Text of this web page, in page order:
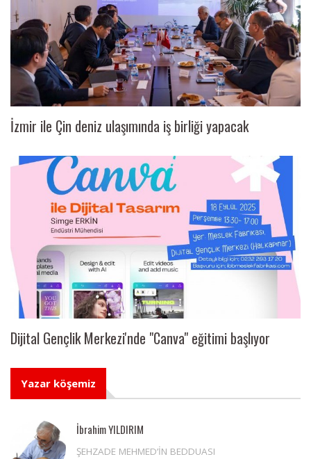
İzmir ile Çin deniz ulaşımında iş birliği yapacak
Dijital Gençlik Merkezi'nde "Canva" eğitimi başlıyor
Yazar köşemiz
İbrahim YILDIRIM
ŞEHZADE MEHMED’İN BEDDUASI